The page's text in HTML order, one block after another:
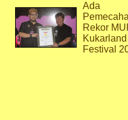
Ada
Rekor
Kukarland
Festival